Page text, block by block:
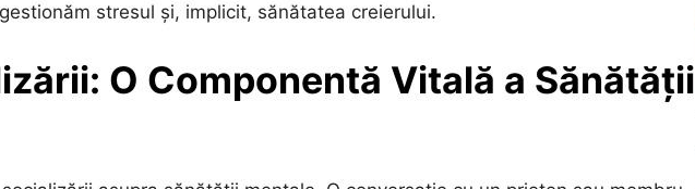
stresul și, implicit, sănătatea creierului.
O Componentă Vitală a Sănătății